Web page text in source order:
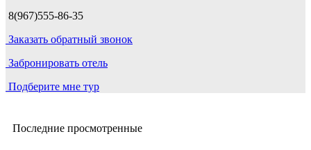
8(967)555-86-35
Заказать обратный звонок
Забронировать отель
Подберите мне тур
Последние просмотренные